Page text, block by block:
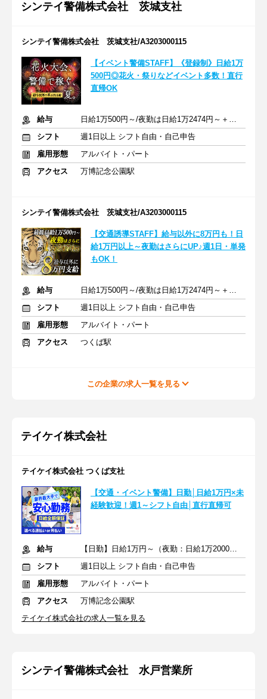
シンテイ警備株式会社 茨城支社
シンテイ警備株式会社 茨城支社/A3203000115
【イベント警備STAFF】《登録制》日給1万
500円◎花火・祭りなどイベント多数！直行
直帰OK
給与
日給1万500円～/夜勤は日給1万2474円～＋交通費※各種手当含む
シフト
週1日以上 シフト自由・自己申告
雇用形態
アルバイト・パート
アクセス
万博記念公園駅
シンテイ警備株式会社 茨城支社/A3203000115
【交通誘導STAFF】給与以外に8万円も！日
給1万円以上～夜勤はさらにUP♪週1日・単発
もOK！
給与
日給1万500円～/夜勤は日給1万2474円～＋交通費※各種手当含む
シフト
週1日以上 シフト自由・自己申告
雇用形態
アルバイト・パート
アクセス
つくば駅
この企業の求人一覧を見る
テイケイ株式会社
テイケイ株式会社 つくば支社
【交通・イベント警備】日勤│日給1万円×未
経験歓迎！週1～シフト自由│直行直帰可
給与
【日勤】日給1万円～（夜勤：日給1万2000円～）
シフト
週1日以上 シフト自由・自己申告
雇用形態
アルバイト・パート
アクセス
万博記念公園駅
テイケイ株式会社の求人一覧を見る
シンテイ警備株式会社 水戸営業所